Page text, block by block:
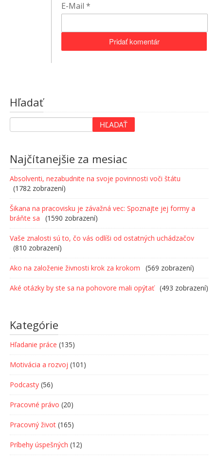
E-Mail*
Hľadať
Najčítanejšie za mesiac
Absolventi, nezabudnite na svoje povinnosti voči štátu
(1782 zobrazení)
Šikana na pracovisku je závažná vec: Spoznajte jej formy a
bráňte sa
(1590 zobrazení)
Vaše znalosti sú to, čo vás odlíši od ostatných uchádzačov
(810 zobrazení)
Ako na založenie živnosti krok za krokom (569 zobrazení)
Aké otázky by ste sa na pohovore mali opýtať (493 zobrazení)
Kategórie
Hľadanie práce (135)
Motivácia a rozvoj (101)
Podcasty (56)
Pracovné právo (20)
Pracovný život (165)
Príbehy úspešných (12)